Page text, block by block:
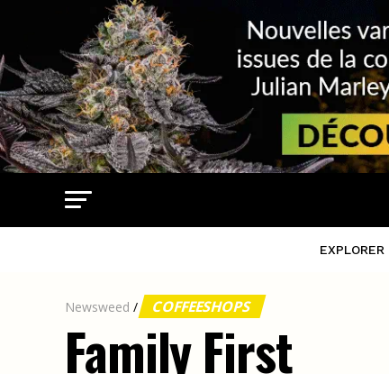
EXPLORER
Newsweed / COFFEESHOPS
Family First